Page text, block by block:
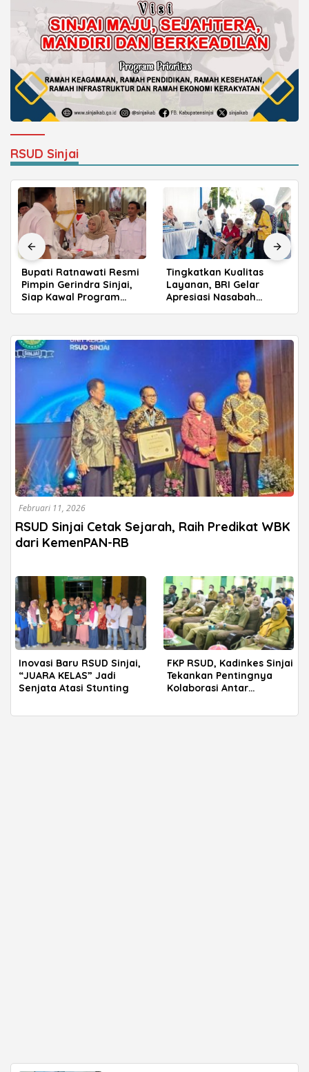
RSUD Sinjai
Bupati Ratnawati Resmi
Pimpin Gerindra Sinjai,
Siap Kawal Program
Tingkatkan Kualitas
Layanan, BRI Gelar
Apresiasi Nasabah
Februari 11, 2026
RSUD Sinjai Cetak Sejarah, Raih Predikat WBK
dari KemenPAN-RB
Inovasi Baru RSUD Sinjai,
“JUARA KELAS” Jadi
Senjata Atasi Stunting
FKP RSUD, Kadinkes Sinjai
Tekankan Pentingnya
Kolaborasi Antar